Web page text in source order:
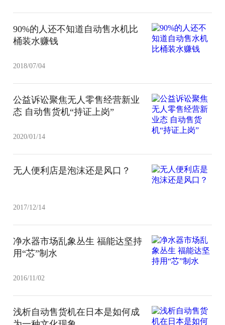
90%的人还不知道自动售水机比
桶装水赚钱
2018/07/04
公益诉讼聚焦无人零售经营新业
态 自动售货机“持证上岗”
2020/01/14
无人便利店是泡沫还是风口？
2017/12/14
净水器市场乱象丛生 福能达坚持
用“芯”制水
2016/11/02
浅析自动售货机在日本是如何成